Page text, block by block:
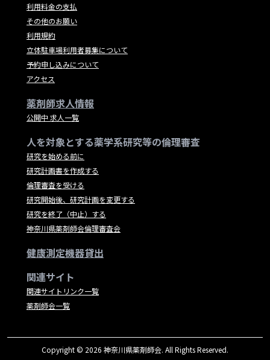
利用料金の支払
その他のお願い
利用規約
立体駐車場利用者募集について
予約申し込みについて
アクセス
薬剤師求人情報
公開中 求人一覧
人を対象とする薬学系研究等の倫理審査
研究を始める前に
研究計画書を作成する
倫理審査を受ける
研究開始後、研究計画を変更する
研究を終了（中止）する
神奈川県薬剤師会倫理審査会
健康測定機器貸出
関連サイト
関連サイトリンク一覧
薬剤師会一覧
Copyright © 2026 神奈川県薬剤師会. All Rights Reserved.